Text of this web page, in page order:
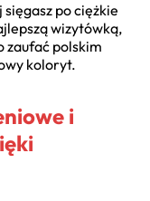
po ciężkie
wizytówką,
zaufać polskim
koloryt.
i